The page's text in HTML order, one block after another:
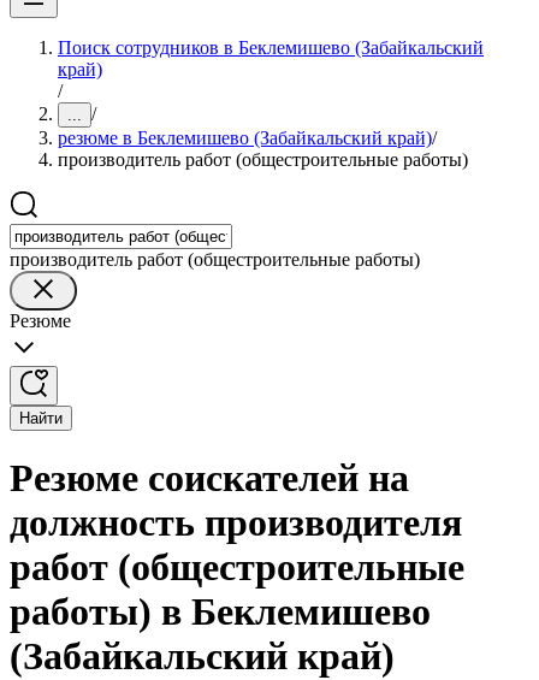
Поиск сотрудников в Беклемишево (Забайкальский
край)
/
... /
резюме в Беклемишево (Забайкальский край)/
производитель работ (общестроительные работы)
производитель работ (общестроительные работы)
Резюме
Найти
Резюме соискателей на
должность производителя
работ (общестроительные
работы) в Беклемишево
(Забайкальский край)